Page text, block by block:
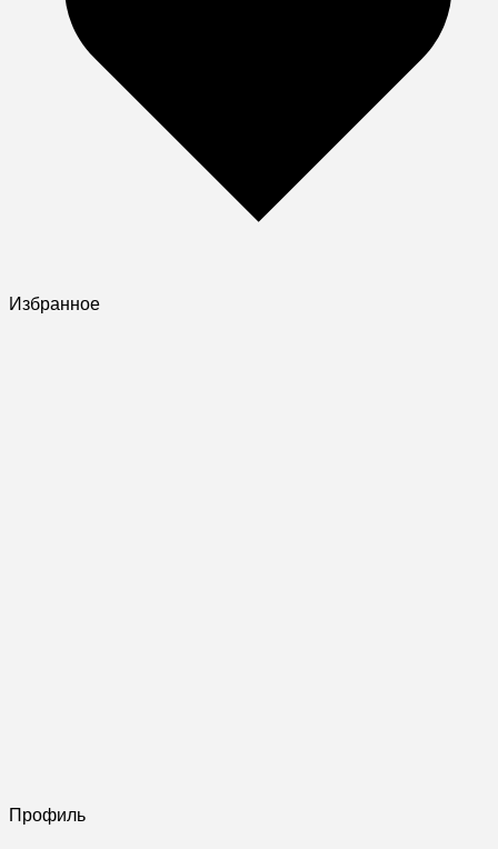
Избранное
Профиль